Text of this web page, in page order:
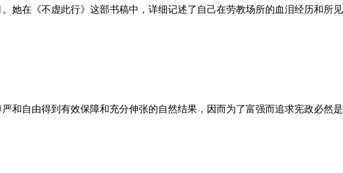
她在《不虚此行》这部书稿中，详细记述了自己在劳教场所的血泪经历和所
和自由得到有效保障和充分伸张的自然结果，因而为了富强而追求宪政必然